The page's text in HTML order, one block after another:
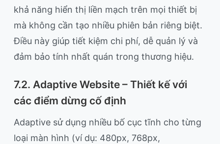
khả năng hiển thị liền mạch trên mọi thiết bị
mà không cần tạo nhiều phiên bản riêng biệt.
Điều này giúp tiết kiệm chi phí, dễ quản lý và
đảm bảo tính nhất quán trong thương hiệu.
7.2. Adaptive Website – Thiết kế với
các điểm dừng cố định
Adaptive sử dụng nhiều bố cục tĩnh cho từng
loại màn hình (ví dụ: 480px, 768px,